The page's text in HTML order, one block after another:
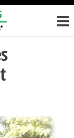
ACTIONS
enfant,